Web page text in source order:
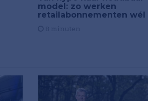
model: zo werken
retailabonnementen wél